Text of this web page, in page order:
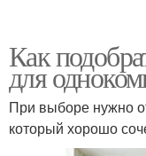
Как
для
При выборе нужно
который хорошо